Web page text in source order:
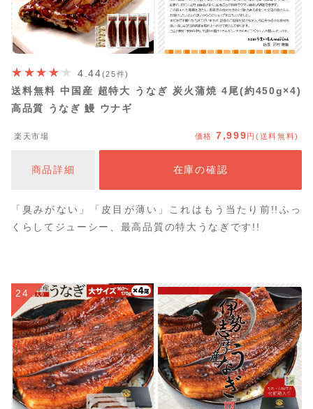
4.44(25件)
送料無料 中国産 超特大 うなぎ 炭火蒲焼 4尾(約450g×4)
高品質 うなぎ 鰻 ウナギ
楽天市場 価格 7,999円(送料無料)
商品詳細 在庫の確認
「臭みがない」「皮目が薄い」これはもう当たり前!!ふっ
くらしてジューシー、最高品質の特大うなぎです!!
24